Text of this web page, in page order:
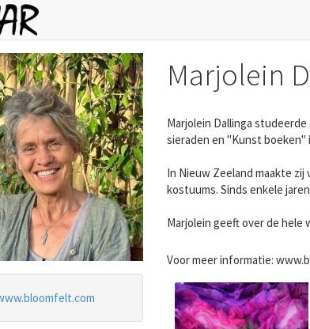
Marjolein
Marjolein Dallinga
sieraden en "Kunst boeken"
In Nieuw Zeeland maakte
kostuums. Sinds enkele
Marjolein geeft over de
Voor meer informatie: